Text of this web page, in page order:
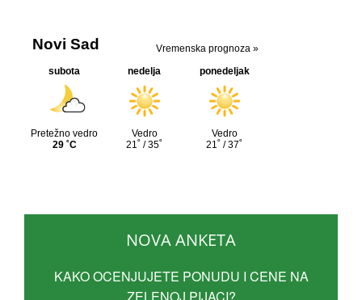
NOVA ANKETA
KAKO OCENJUJETE PONUDU I CENE NA